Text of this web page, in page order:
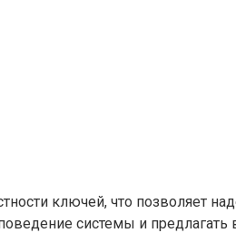
ключей, что позволяет
системы и предлагать